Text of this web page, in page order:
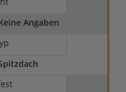
Angaben